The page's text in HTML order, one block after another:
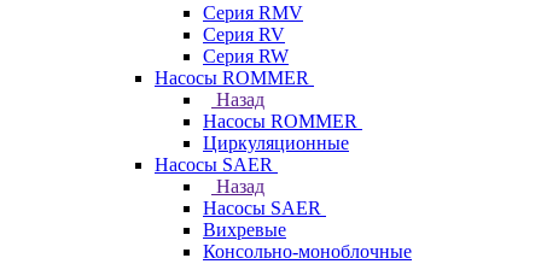
Серия RMV
Серия RV
Серия RW
Насосы ROMMER
Назад
Насосы ROMMER
Циркуляционные
Насосы SAER
Назад
Насосы SAER
Вихревые
Консольно-моноблочные